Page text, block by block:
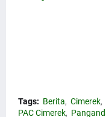
Tags: Berita Cimerek
PAC Cimerek